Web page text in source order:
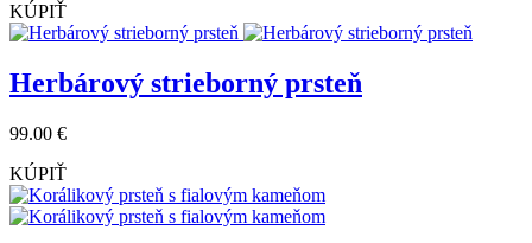
KÚPIŤ
Herbárový strieborný prsteň
99.00 €
KÚPIŤ